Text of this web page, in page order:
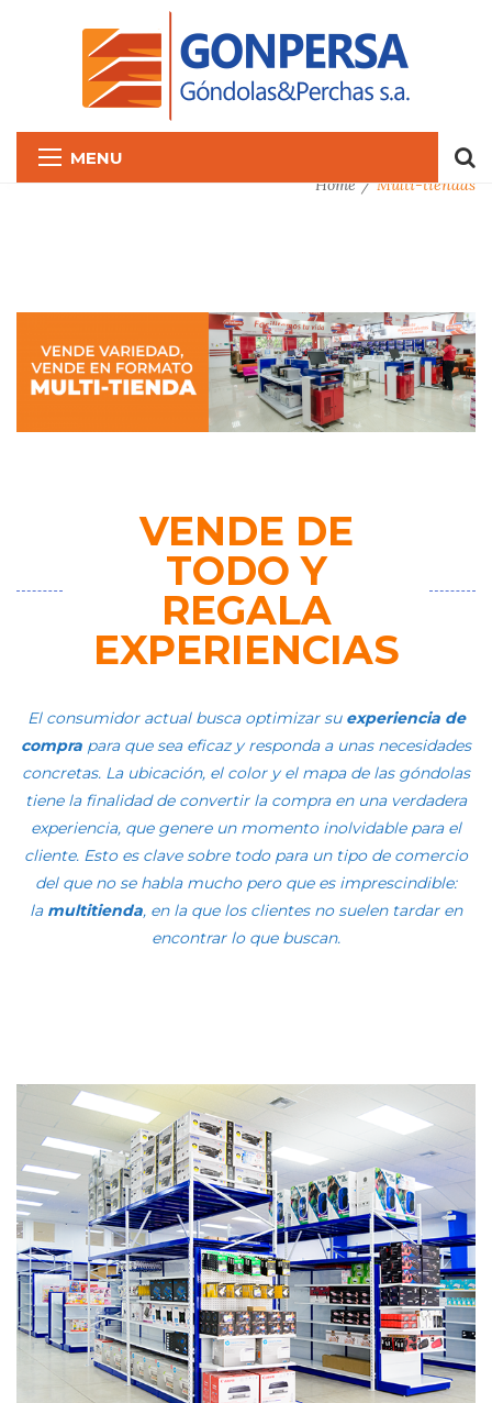
MENU
Home Multi-tiendas
VENDE DE
TODO Y
REGALA
EXPERIENCIAS
El consumidor actual busca optimizar su experiencia de
compra para que sea eficaz y responda a unas necesidades
concretas. La ubicación, el color y el mapa de las góndolas
tiene la finalidad de convertir la compra en una verdadera
experiencia, que genere un momento inolvidable para el
cliente. Esto es clave sobre todo para un tipo de comercio
del que no se habla mucho pero que es imprescindible:
la multitienda, en la que los clientes no suelen tardar en
encontrar lo que buscan.